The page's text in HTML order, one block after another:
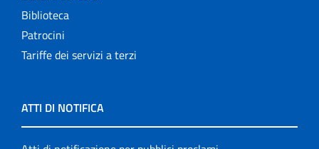
Biblioteca
Patrocini
Tariffe dei servizi a terzi
ATTI DI NOTIFICA